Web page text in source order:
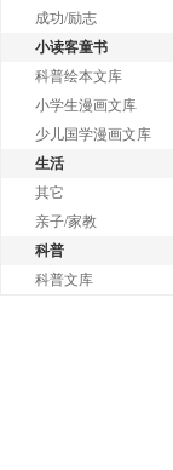
成功/励志
小读客童书
科普绘本文库
小学生漫画文库
少儿国学漫画文库
生活
其它
亲子/家教
科普
科普文库